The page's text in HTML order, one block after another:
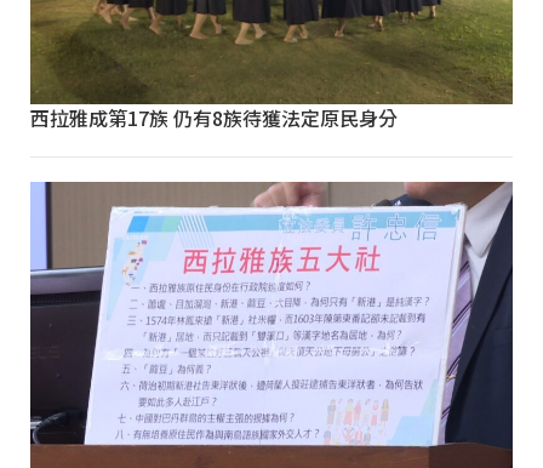
西拉雅成第17族 仍有8族待獲法定原民身分